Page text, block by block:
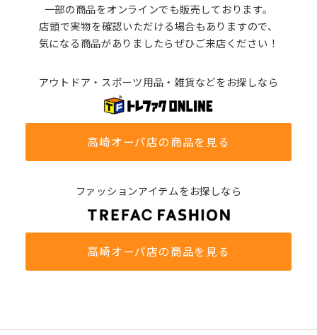
一部の商品をオンラインでも販売しております。
店頭で実物を確認いただける場合もありますので、
気になる商品がありましたらぜひご来店ください！
アウトドア・スポーツ用品・雑貨などをお探しなら
高崎オーパ店の商品を見る
ファッションアイテムをお探しなら
高崎オーパ店の商品を見る